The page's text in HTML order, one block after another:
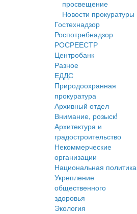
просвещение
Новости прокуратуры
Гостехнадзор
Роспотребнадзор
РОСРЕЕСТР
Центробанк
Разное
ЕДДС
Природоохранная
прокуратура
Архивный отдел
Внимание, розыск!
Архитектура и
градостроительство
Некоммерческие
организации
Национальная политика
Укрепление
общественного
здоровья
Экология